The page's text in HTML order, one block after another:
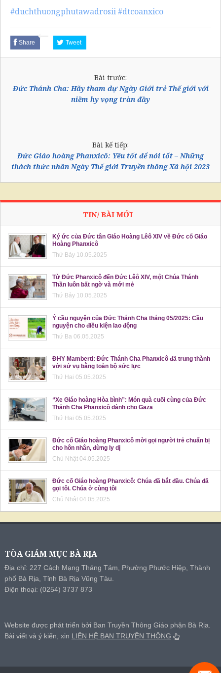
#duchthuongphutawadrosii#dtcoanxico
Share Tweet
Bài trước:
Đức Thánh Cha: Hãy tham dự Ngày Giới trẻ Thế giới với
niềm hy vọng tràn đầy
Bài kế tiếp:
Đức Giáo hoàng Phanxicô: Yêu tốt để nói tốt – Những
thách thức nhân Ngày Thế giới Truyền thông Xã hội 2023
TIN/ BÀI MỚI
Ký ức của Đức tân Giáo Hoàng Lêô XIV về Đức cố Giáo
Hoàng Phanxicô
Thứ Bảy 10.05.2025
Từ Đức Phanxicô đến Đức Lêô XIV, một Chúa Thánh
Thần luôn bất ngờ và mới mẻ
Thứ Bảy 10.05.2025
Ý cầu nguyện của Đức Thánh Cha tháng 05/2025: Cầu
nguyện cho điều kiện lao động
Thứ Ba 06.05.2025
ĐHY Mamberti: Đức Thánh Cha Phanxicô đã trung thành
với sứ vụ bằng toàn bộ sức lực
Thứ Hai 05.05.2025
“Xe Giáo hoàng Hòa bình”: Món quà cuối cùng của Đức
Thánh Cha Phanxicô dành cho Gaza
Thứ Hai 05.05.2025
Đức cố Giáo hoàng Phanxicô mời gọi người trẻ chuẩn bị
cho hôn nhân, đừng ly dị
Chủ Nhật 04.05.2025
Đức cố Giáo hoàng Phanxicô: Chúa đã bắt đầu. Chúa đã
gọi tôi. Chúa ở cùng tôi
Chủ Nhật 04.05.2025
TÒA GIÁM MỤC BÀ RỊA
Địa chỉ: 227 Cách Mạng Tháng Tám, Phường Phước Hiệp, Thành
phố Bà Rịa, Tỉnh Bà Rịa Vũng Tàu.
Điện thoại: (0254) 3737 873
Website được phát triển bởi Ban Truyền Thông Giáo phận Bà Rịa.
Bài viết và ý kiến, xin LIÊN HỆ BAN TRUYỀN THÔNG